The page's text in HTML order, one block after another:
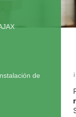
¡
de